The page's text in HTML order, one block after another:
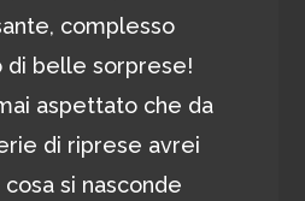
complesso
di belle sorprese!
aspettato che da
di riprese avrei
si nasconde